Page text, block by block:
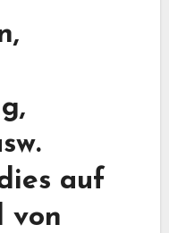
auf
von